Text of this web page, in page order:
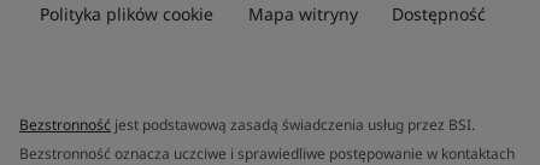
Polityka plików cookie Mapa witryny Dostępność
Bezstronność jest podstawową zasadą świadczenia usług przez BSI.
Bezstronność oznacza uczciwe i sprawiedliwe postępowanie w kontaktach